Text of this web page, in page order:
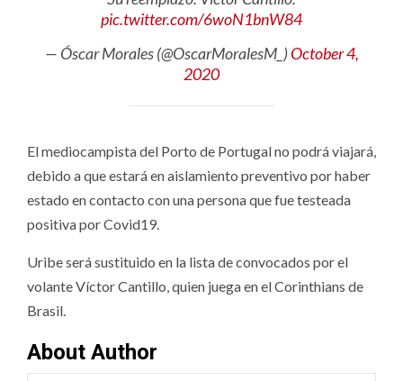
pic.twitter.com/6woN1bnW84
— Óscar Morales (@OscarMoralesM_)October 4,
2020
El mediocampista del Porto de Portugal no podrá viajará,
debido a que estará en aislamiento preventivo por haber
estado en contacto con una persona que fue testeada
positiva por Covid19.
Uribe será sustituido en la lista de convocados por el
volante Víctor Cantillo, quien juega en el Corinthians de
Brasil.
About Author